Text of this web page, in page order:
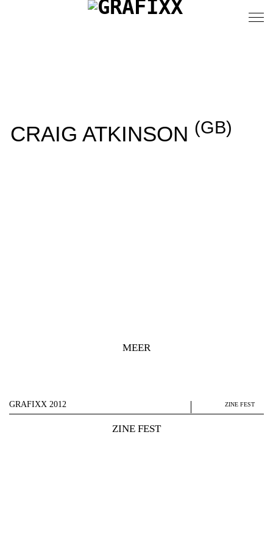
CRAIG ATKINSON (GB)
MEER
GRAFIXX 2012 ZINE FEST
ZINE FEST